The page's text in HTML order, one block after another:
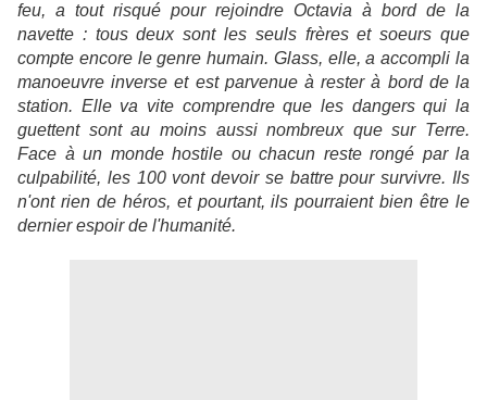
feu, a tout risqué pour rejoindre Octavia à bord de la
navette : tous deux sont les seuls frères et soeurs que
compte encore le genre humain. Glass, elle, a accompli la
manoeuvre inverse et est parvenue à rester à bord de la
station. Elle va vite comprendre que les dangers qui la
guettent sont au moins aussi nombreux que sur Terre.
Face à un monde hostile ou chacun reste rongé par la
culpabilité, les 100 vont devoir se battre pour survivre. Ils
n'ont rien de héros, et pourtant, ils pourraient bien être le
dernier espoir de l'humanité.